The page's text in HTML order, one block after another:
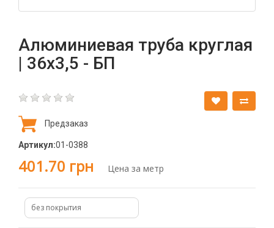
Алюминиевая труба круглая
| 36х3,5 - БП
Предзаказ
Артикул:01-0388
401.70 грн Цена за метр
без покрытия